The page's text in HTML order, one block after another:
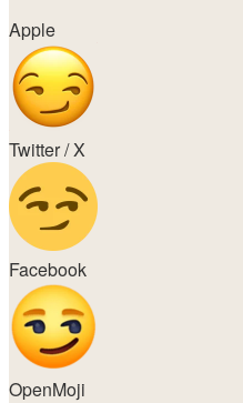
Apple
Twitter / X
Facebook
OpenMoji